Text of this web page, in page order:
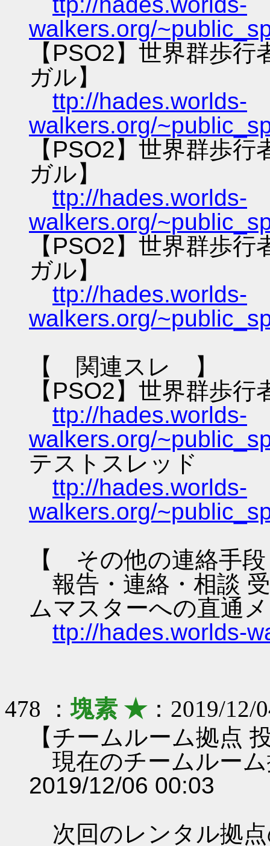
walkers.org/
【PSO2】世界群歩
ガル】
ttp://hades.worlds-
walkers.org/
【PSO2】世界群歩
ガル】
ttp://hades.worlds-
walkers.org/
【PSO2】世界群歩
ガル】
ttp://hades.worlds-
walkers.org/
【 関連スレ 】
【PSO2】世界群歩
ttp://hades.worlds-
walkers.org/
テストスレッド
ttp://hades.worlds-
walkers.org/
【 その他の連絡手
報告・連絡・相談
ムマスターへの直通
ttp://hades.worlds-
478 ：塊素 ★：2019/12/
【チームルーム拠点
現在のチームルー
2019/12/06 00:03
次回のレンタル拠